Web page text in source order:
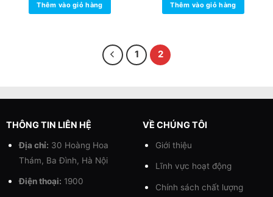
Thêm vào giỏ hàng Thêm vào giỏ hàng
1 2
THÔNG TIN LIÊN HỆ
Địa chỉ: 30 Hoàng Hoa
Thám, Ba Đình, Hà Nội
Điện thoại: 1900
VỀ CHÚNG TÔI
Giới thiệu
Lĩnh vực hoạt động
Chính sách chất lượng